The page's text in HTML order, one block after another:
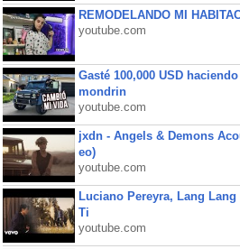
REMODELANDO MI
youtube.com
Gasté 100,000 USD
mondrin
youtube.com
jxdn - Angels & Demons
eo)
youtube.com
Luciano Pereyra, Lang Lang
Ti
youtube.com